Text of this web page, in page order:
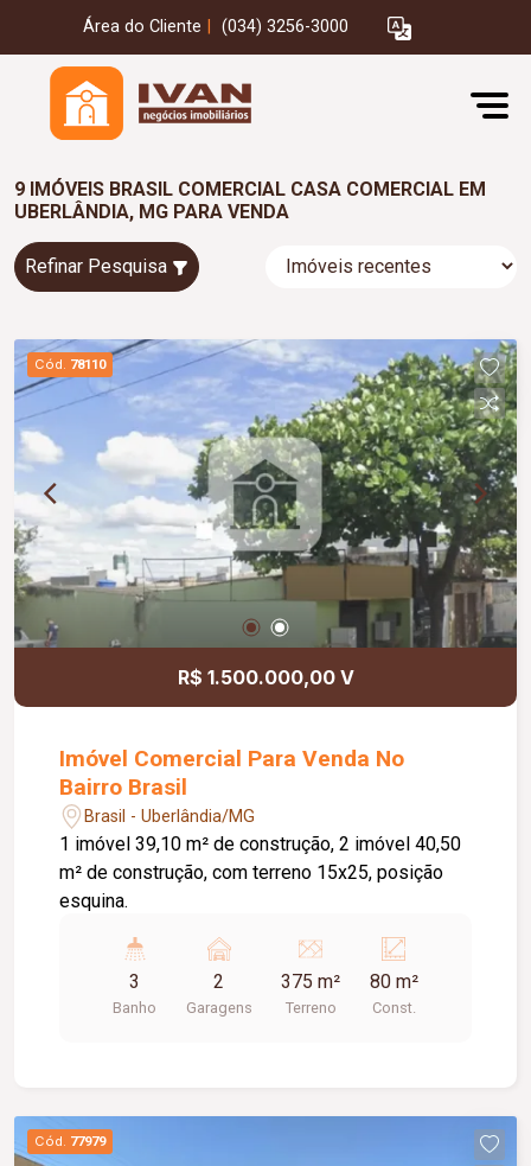
Área do Cliente (034) 3256-3000
9 IMÓVEIS BRASIL COMERCIAL CASA COMERCIAL EM
UBERLÂNDIA, MG PARA VENDA
Refinar Pesquisa
Cód. 78110
R$ 1.500.000,00 V
Imóvel Comercial Para Venda No
Bairro Brasil
Brasil - Uberlândia/MG
1 imóvel 39,10 m² de construção, 2 imóvel 40,50
m² de construção, com terreno 15x25, posição
esquina.
3
Banho
2
Garagens
375 m²
Terreno
80 m²
Const.
Cód. 77979